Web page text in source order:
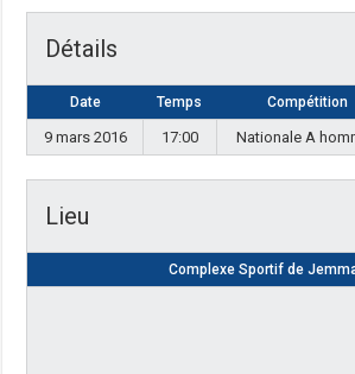
Détails
Date Temps Compétition
9 mars 2016 17:00 Nationale A
Lieu
Complexe Sportif de